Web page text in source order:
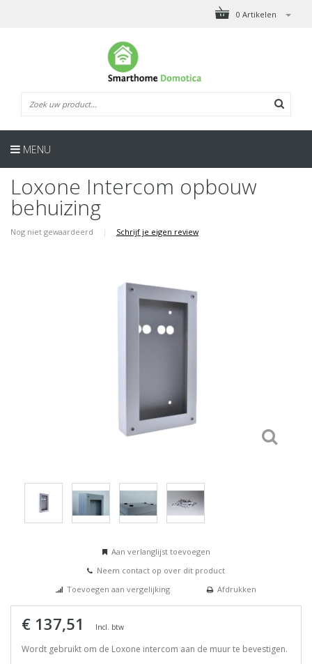
0 Artikelen
MENU
Loxone Intercom opbouw
behuizing
Nog niet gewaardeerd | Schrijf je eigen review
Aan verlanglijst toevoegen
Neem contact op over dit product
Toevoegen aan vergelijking
Afdrukken
€ 137,51 Incl. btw
Wordt gebruikt om de Loxone intercom aan de muur te bevestigen.